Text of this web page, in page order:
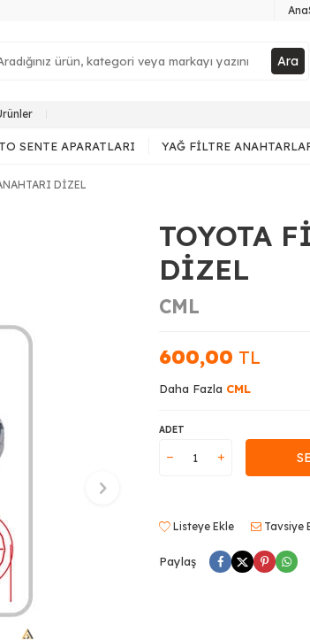
Ara
SENTE APARATLARI YAĞ FILTRE
DİZEL
TOYOTA
DİZEL
CML
600,00 TL
Daha Fazla CML
ADET
Listeye Ekle Tavsiye
Paylaş